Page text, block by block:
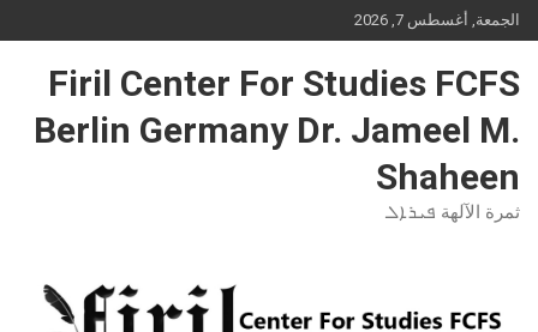
Skip
to
الجمعة, أغسطس 7, 2026
Firil Center For Studies FCFS
Berlin Germany Dr. Jameel M.
Shaheen
ثمرة الآلهة ܦܝܪܐܠ